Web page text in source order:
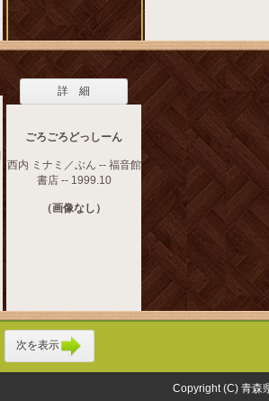
詳 細
ごろごろどっしーん
西内 ミナミ／ぶん -- 福音館
書店 -- 1999.10
（画像なし）
次を表示
Copyright (C) 青森